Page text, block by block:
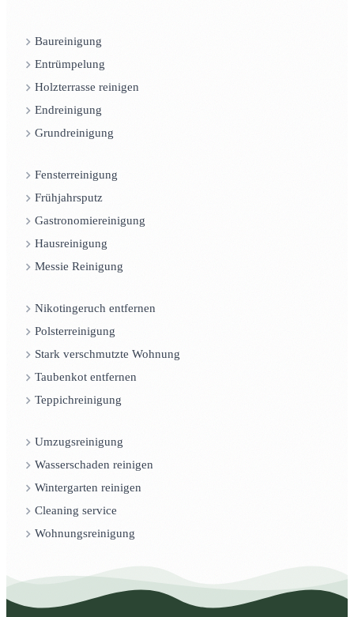
Baureinigung
Entrümpelung
Holzterrasse reinigen
Endreinigung
Grundreinigung
Fensterreinigung
Frühjahrsputz
Gastronomiereinigung
Hausreinigung
Messie Reinigung
Nikotingeruch entfernen
Polsterreinigung
Stark verschmutzte Wohnung
Taubenkot entfernen
Teppichreinigung
Umzugsreinigung
Wasserschaden reinigen
Wintergarten reinigen
Cleaning service
Wohnungsreinigung